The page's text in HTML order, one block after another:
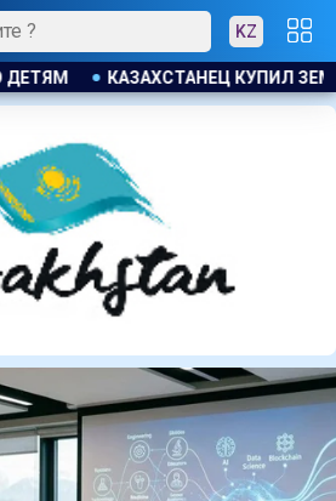
KZ
ЗЕМЕЛЬНЫЙ УЧАСТОК И